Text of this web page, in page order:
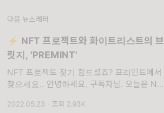
테라를
다음 뉴스레터
⚡ NFT 프로젝트와 화이트리스트의 브
릿지, 'PREMINT'
NFT 프로젝트 찾기 힘드셨죠? 프리민트에서
찾으세요.. 안녕하세요, 구독자님. 오늘은 NFT
리민트라는 서비스를 소개해드리러 왔어요. 1.
2022.05.23 조회 2.93K